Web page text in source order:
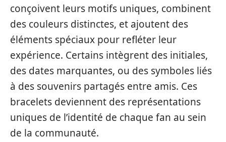
conçoivent leurs motifs uniques, combinent
des couleurs distinctes, et ajoutent des
éléments spéciaux pour refléter leur
expérience. Certains intègrent des initiales,
des dates marquantes, ou des symboles liés
à des souvenirs partagés entre amis. Ces
bracelets deviennent des représentations
uniques de l’identité de chaque fan au sein
de la communauté.